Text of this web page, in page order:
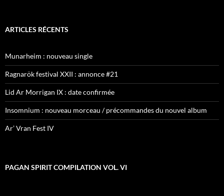
ARTICLES RÉCENTS
Munarheim : nouveau single
Ragnarök festival XXII : annonce #21
Lid Ar Morrigan IX : date confirmée
Insomnium : nouveau morceau / précommandes du nouvel album
Ar’ Vran Fest IV
PAGAN SPIRIT COMPILATION VOL. VI